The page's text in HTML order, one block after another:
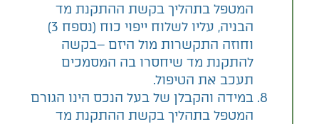
המטפל בתהליך בקשת ההתקנת מד
הבניה, עליו לשלוח ייפוי כוח (נספח 3)
וחוזה התקשרות מול היזם –בקשה
להתקנת מד שיחסרו בה המסמכים
תעכב את הטיפול.
במידה והקבלן של בעל הנכס הינו הגורם
המטפל בתהליך בקשת ההתקנת מד